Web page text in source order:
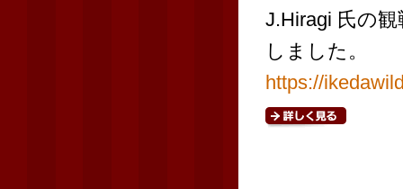
J.Hiragi 氏の
しました。
https://